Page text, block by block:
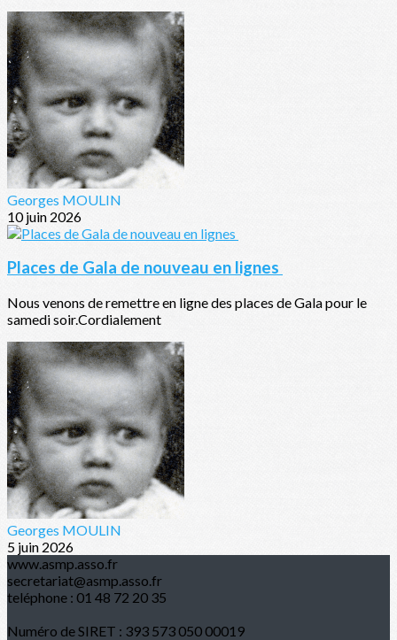
Georges MOULIN
10 juin 2026
Places de Gala de nouveau en lignes
Nous venons de remettre en ligne des places de Gala pour le
samedi soir.Cordialement
Georges MOULIN
5 juin 2026
www.asmp.asso.fr
secretariat@asmp.asso.fr
teléphone : 01 48 72 20 35
Numéro de SIRET : 393 573 050 00019